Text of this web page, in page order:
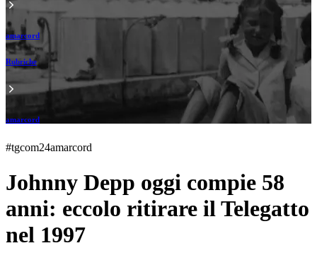
amarcord
Rubriche
amarcord
#tgcom24amarcord
Johnny Depp oggi compie 58
anni: eccolo ritirare il Telegatto
nel 1997